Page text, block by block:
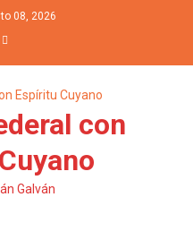
08, 2026
con
Galván